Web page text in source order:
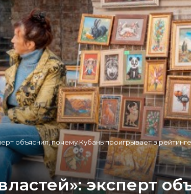
объяснил, почему Кубань проигрывает в
эксперт